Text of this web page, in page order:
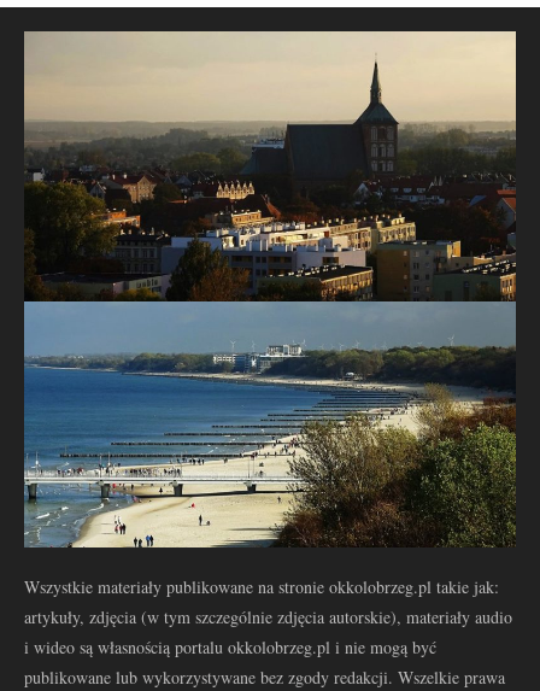
Wszystkie materiały publikowane na stronie okkolobrzeg.pl takie jak:
artykuły, zdjęcia (w tym szczególnie zdjęcia autorskie), materiały audio
i wideo są własnością portalu okkolobrzeg.pl i nie mogą być
publikowane lub wykorzystywane bez zgody redakcji. Wszelkie prawa